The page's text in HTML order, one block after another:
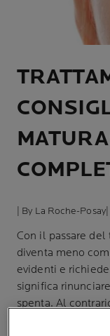
| By La Roche-Posay
Con il passare
diventa meno
evidenti e
significa
spenta. Al